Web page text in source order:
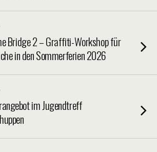
Bridge 2 – Graffiti-Workshop für
in den Sommerferien 2026
im Jugendtreff